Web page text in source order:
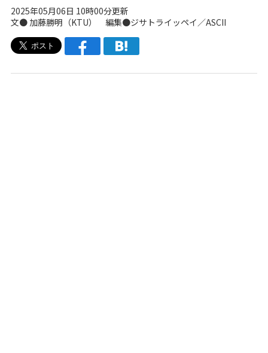
2025年05月06日 10時00分更新
文● 加藤勝明（KTU） 編集●ジサトライッペイ／ASCII